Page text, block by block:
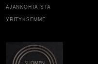
AJANKOHTAISTA
YRITYKSEMME